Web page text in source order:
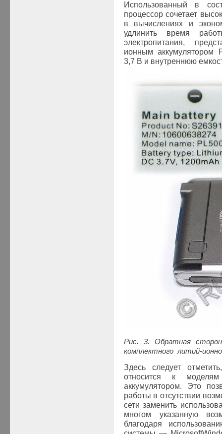
Использованный в
процессор сочетает
в вычислениях и
удлинить время
электропитания,
ионным аккумулятором
3,7 В и внутреннюю
Рис. 3. Обратная
комплектного литий-
Здесь следует
относится к
аккумулятором. Это
работы в отсутствии
сети заменить
многом указанную
благодаря